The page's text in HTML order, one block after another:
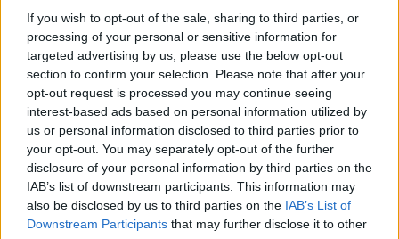
If you wish to opt-out of the sale, sharing to third parties, or
processing of your personal or sensitive information for
targeted advertising by us, please use the below opt-out
section to confirm your selection. Please note that after your
opt-out request is processed you may continue seeing
interest-based ads based on personal information utilized by
us or personal information disclosed to third parties prior to
your opt-out. You may separately opt-out of the further
disclosure of your personal information by third parties on the
IAB’s list of downstream participants. This information may
also be disclosed by us to third parties on the IAB’s List of
Downstream Participants that may further disclose it to other
Puttelitens projekt Audi S2 Avant. Back
to basic. + garagefix.
900 svar
Senaste inlägget avPutteliten för 23 timmar sedan iProjekt
Volkswagen Golf MK4 v6 4motion OEM++
med JDM inspiration.
Senaste inlägget av Stol3n_Identity Igår 10:06i Projekt
Manta b som ska räddas (kaross eller
delar sökes)
122 svar
Senaste inlägget av Tyfors torsdag 23:25iProjekt
Huggern goes big block with 427 ZL-1! 551 svar